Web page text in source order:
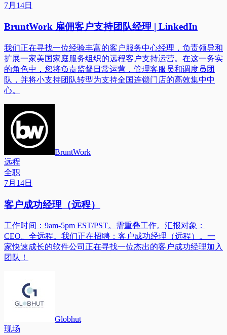
7月14日
BruntWork 雇佣客户支持团队经理 | LinkedIn
我们正在寻找一位经验丰富的客户服务中心经理，负责领导和
扩展一家美国家庭服务组织的远程客户支持运营。在这一务实
的角色中，您将负责监督日常运营，管理客服员和调度员团
队，并将小支持团队转型为支持全国连锁门店的高效集中中
心。
BruntWork
远程
全职
7月14日
客户成功经理（远程）
工作时间：9am-5pm EST/PST。需重叠工作。汇报对象：
CEO。全远程。我们正在招聘：客户成功经理（远程）。一
家快速成长的软件公司正在寻找一位杰出的客户成功经理加入
团队！
Globhut
现场